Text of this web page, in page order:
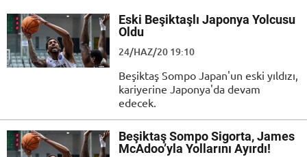
Eski Beşiktaşlı Japonya Yolcusu
Oldu
24/HAZ/20 19:10
Beşiktaş Sompo Japan'un eski yıldızı,
kariyerine Japonya'da devam
edecek.
Beşiktaş Sompo Sigorta, James
McAdoo’yla Yollarını Ayırdı!